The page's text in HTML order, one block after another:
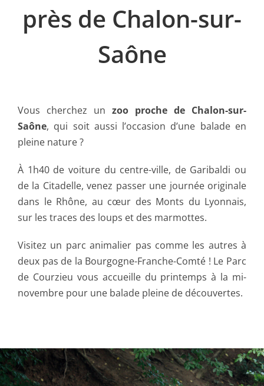
près de Chalon-sur-
Saône
Vous cherchez un zoo proche de Chalon-sur-
Saône, qui soit aussi l’occasion d’une balade en
pleine nature ?
À 1h40 de voiture du centre-ville, de Garibaldi ou
de la Citadelle, venez passer une journée originale
dans le Rhône, au cœur des Monts du Lyonnais,
sur les traces des loups et des marmottes.
Visitez un parc animalier pas comme les autres à
deux pas de la Bourgogne-Franche-Comté ! Le Parc
de Courzieu vous accueille du printemps à la mi-
novembre pour une balade pleine de découvertes.